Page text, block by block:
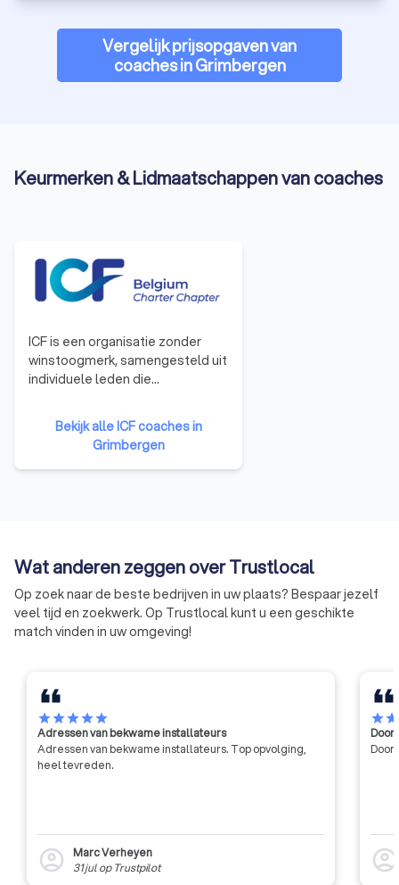
Vergelijk prijsopgaven van
coaches in Grimbergen
Keurmerken & Lidmaatschappen van coaches
ICF is een organisatie zonder
winstoogmerk, samengesteld uit
individuele leden die
de ganse wereld en die optreden
als coach in het zakelijke of privé
leven. ICF is op dit ogenblik de
grootste organisatie voor
in meer dan 165 afdelingen. Meer
dan 23.000 leden zijn
gecertificeerde coaches. In 2006
werd ICF Belgium verkozen om
de « European Coaching
internationale erkenning
opleverde, die officieel door ICF
op wereldniveau werd bevestigd
in 2010 door de toekenning van
de Chartered Chapter voor ICF
Bekijk alle ICF coaches in
Grimbergen
Wat anderen zeggen over Trustlocal
Op zoek naar de beste bedrijven in uw plaats? Bespaar jezelf
veel tijd en zoekwerk. Op Trustlocal kunt u een geschikte
match vinden in uw omgeving!
starstarstarstarstar
Adressen van bekwame installateurs
Adressen van bekwame installateurs. Top opvolging,
heel tevreden.
account_circle
Marc Verheyen
31 julop Trustpilot
starstar
Door
Door
account_circle